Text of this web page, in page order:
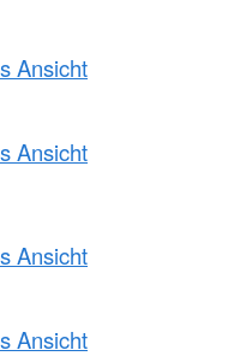
Ansicht
Ansicht
Ansicht
Ansicht